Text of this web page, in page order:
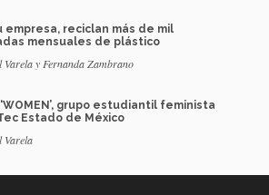
empresa, reciclan más de mil
mensuales de plástico
Varela y Fernanda Zambrano
grupo estudiantil feminista
Estado de México
Varela